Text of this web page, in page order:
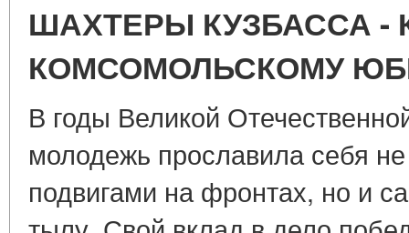
ШАХТЕРЫ КУЗБАССА -
КОМСОМОЛЬСКОМУ
В годы Великой
молодежь прославила себя
подвигами на фронтах, но и